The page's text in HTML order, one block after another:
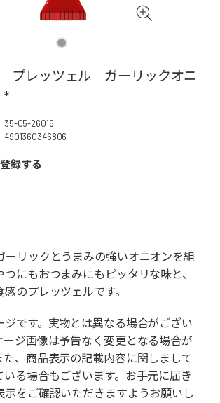
プレッツェル ガーリックオニ
*
35-05-26016
4901360346806
録する
ーリックとうまみの強いオニオンを組
にもおつまみにもピッタリな味と、
のプレッツェルです。
です。実物とは異なる場合がござい
ジ画像は予告なく変更となる場合が
た、商品表示の記載内容に関しまして
いる場合もございます。お手元に届き
示をご確認いただきますようお願いし